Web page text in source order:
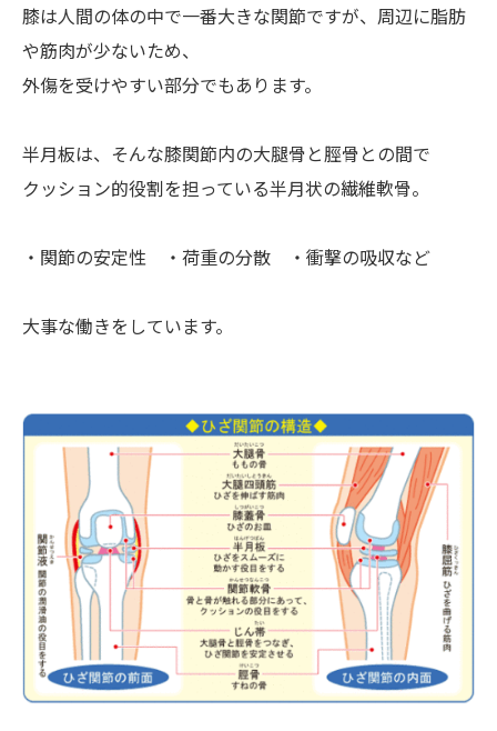
膝は人間の体の中で一番大きな関節ですが、周辺に脂肪
や筋肉が少ないため、
外傷を受けやすい部分でもあります。
半月板は、そんな膝関節内の大腿骨と脛骨との間で
クッション的役割を担っている半月状の繊維軟骨。
・関節の安定性 ・荷重の分散 ・衝撃の吸収など
大事な働きをしています。